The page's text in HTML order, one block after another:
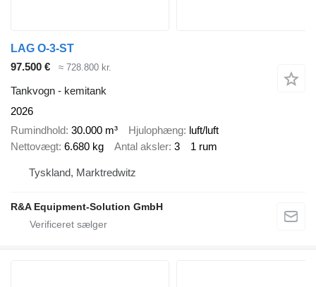
LAG O-3-ST
97.500 €
≈ 728.800 kr.
Tankvogn - kemitank
2026
Rumindhold 30.000 m³ Hjulophæng luft/luft
Nettovægt 6.680 kg Antal aksler 3 1 rum
Tyskland, Marktredwitz
R&A Equipment-Solution GmbH